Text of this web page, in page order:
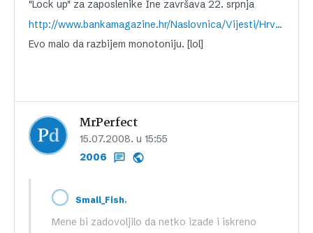
"Lock up" za zaposlenike Ine završava 22. srpnja
http://www.bankamagazine.hr/Naslovnica/Vijesti/Hrvatska/tabid/102/View/Details/ItemID/1184/Default.aspx
Evo malo da razbijem monotoniju. [lol]
MrPerfect
15.07.2008. u 15:55
2006
Small_Fish,
Mene bi zadovoljilo da netko izađe i iskreno